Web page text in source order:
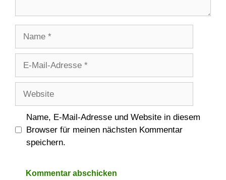
Adresse
Name, E-Mail-Adresse und Website in diesem
Browser für meinen nächsten Kommentar
speichern.